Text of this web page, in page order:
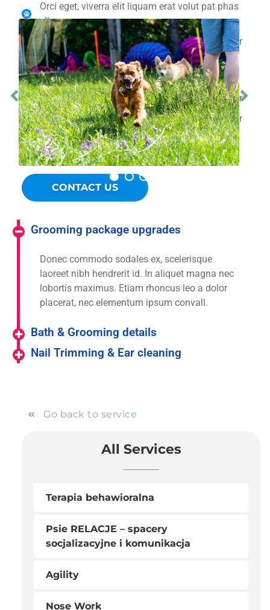
Orci eget, viverra elit liquam erat volut pat phas
ellus ac
Ipuset phas ellus ac sodales Lorem ipsum dolor
Phas ell lorem
Aliquam erat volut pat phas ellu
Ipuset phas ellus ac sodales Lorem ipsum dolor
Ipuset phas ellus ac sodales Lorem ipsum dolor
Phas ell lorem
Aliquam erat volut pat phas ellu
CONTACT US
Grooming package upgrades
Donec commodo sodales ex, scelerisque
laoreet nibh hendrerit id. In aliquet magna nec
lobortis maximus. Etiam rhoncus leo a dolor
placerat, nec elementum ipsum convall.
Bath & Grooming details
Nail Trimming & Ear cleaning
Go back to service
All Services
Terapia behawioralna
Psie RELACJE – spacery
socjalizacyjne i komunikacja
Agility
Nose Work